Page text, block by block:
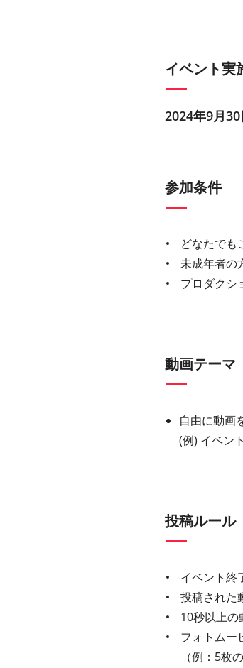
イベント実
2024年9月
参加条件
どなたでも
未成年者の
プロダクシ
動画テーマ
自由に動画
(例) イベン
投稿ルール
イベント終
投稿された
10秒以上の
フォトムー
（例：5枚